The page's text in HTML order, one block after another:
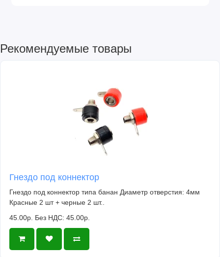
Рекомендуемые товары
Гнездо под коннектор
Гнездо под коннектор типа банан Диаметр отверстия: 4мм
Красные 2 шт + черные 2 шт..
45.00р. Без НДС: 45.00р.